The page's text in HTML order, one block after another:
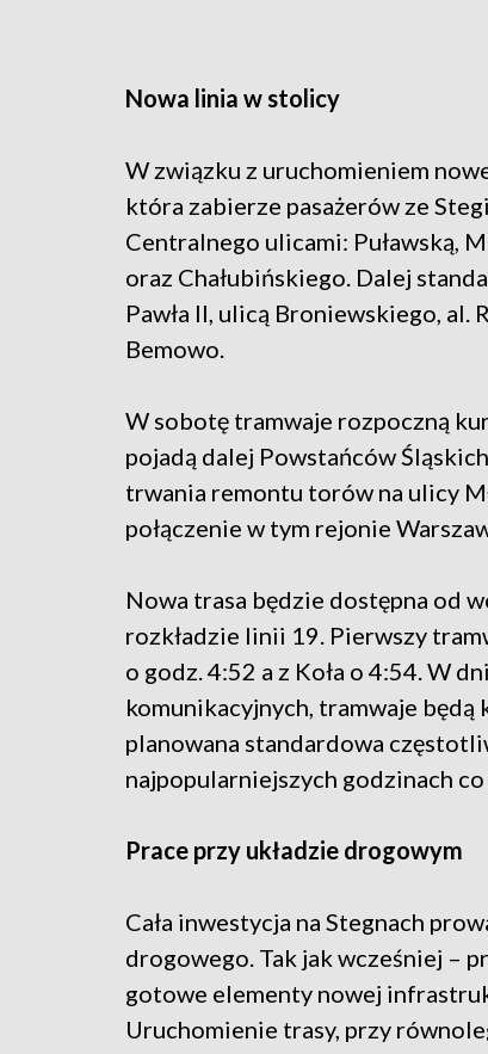
Nowa linia w stolicy
W związku z uruchomieniem
która zabierze pasażerów ze
Centralnego ulicami: Puławską,
oraz Chałubińskiego. Dalej
Pawła II, ulicą Broniewskiego,
Bemowo.
W sobotę tramwaje rozpoczną
pojadą dalej Powstańców
trwania remontu torów na ulicy
połączenie w tym rejonie
Nowa trasa będzie dostępna od
rozkładzie linii 19. Pierwszy
o godz. 4:52 a z Koła o 4:54. W
komunikacyjnych, tramwaje będą
planowana standardowa
najpopularniejszych godzinach
Prace przy układzie drogowym
Cała inwestycja na Stegnach
drogowego. Tak jak wcześniej –
gotowe elementy nowej
Uruchomienie trasy, przy